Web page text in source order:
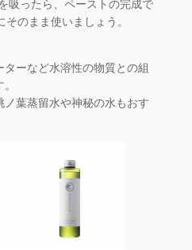
ったら、ペーストの完成で
のまま使いましょう。
ーなど水溶性の物質との組
葉蒸留水や神秘の水もおす